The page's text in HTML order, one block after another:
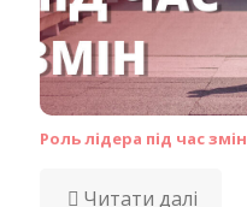
Роль лідера під час змін
Читати далі